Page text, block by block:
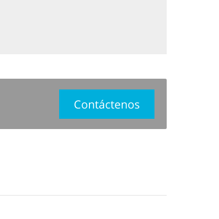
Contáctenos